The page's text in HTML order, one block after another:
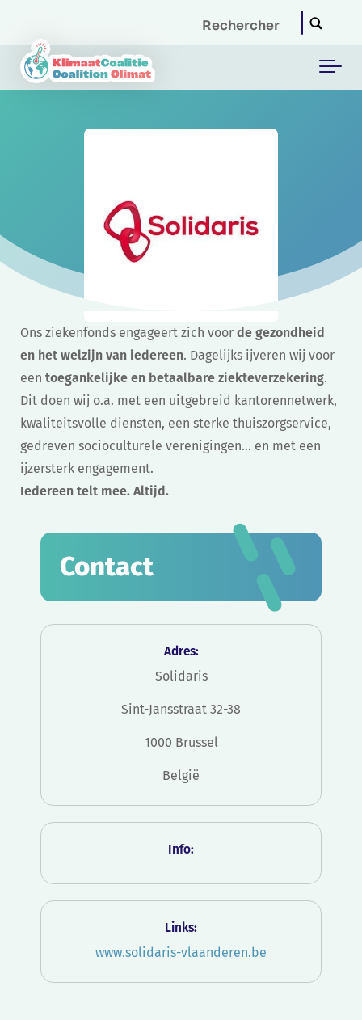
Ons ziekenfonds engageert zich voor de gezondheid
en het welzijn van iedereen. Dagelijks ijveren wij voor
een toegankelijke en betaalbare ziekteverzekering.
Dit doen wij o.a. met een uitgebreid kantorennetwerk,
kwaliteitsvolle diensten, een sterke thuiszorgservice,
gedreven socioculturele verenigingen… en met een
ijzersterk engagement.
Iedereen telt mee. Altijd.
Contact
Adres:
Solidaris
Sint-Jansstraat 32-38
1000 Brussel
België
Info:
Links:
www.solidaris-vlaanderen.be